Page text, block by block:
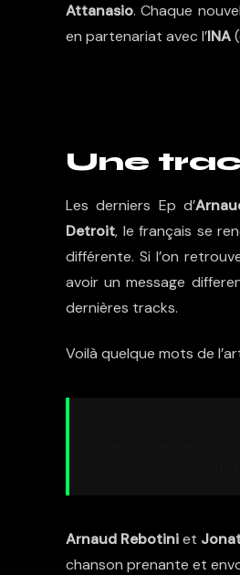
Attanasio. Chaque
en partenariat avec l’INA
Une
Les derniers Ep d’
Detroit, le français se
différente. Si l’on
avoir un message
dernières tracks.
Voilà quelque mots de
Arnaud Rebotiniet
chanson prenante et